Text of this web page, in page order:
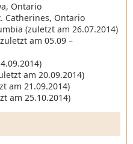
Ontario
Catherines, Ontario
(zuletzt am 26.07.2014)
am 05.09 –
am 20.09.2014)
am 21.09.2014)
am 25.10.2014)